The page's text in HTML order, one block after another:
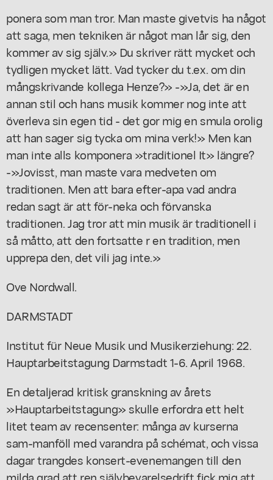
ponera som man tror. Man maste givetvis ha något
att saga, men tekniken är något man lår sig, den
kommer av sig själv.» Du skriver rätt mycket och
tydligen mycket lätt. Vad tycker du t.ex. om din
mångskrivande kollega Henze?» -»Ja, det är en
annan stil och hans musik kommer nog inte att
överleva sin egen tid - det gor mig en smula orolig
att han sager sig tycka om mina verk!» Men kan
man inte alls komponera »traditionel It» längre?
-»Jovisst, man maste vara medveten om
traditionen. Men att bara efter-apa vad andra
redan sagt är att för-neka och förvanska
traditionen. Jag tror att min musik är traditionell i
så måtto, att den fortsatte r en tradition, men
upprepa den, det vili jag inte.»
Ove Nordwall.
DARMSTADT
Institut für Neue Musik und Musikerziehung: 22.
Hauptarbeitstagung Darmstadt 1-6. April 1968.
En detaljerad kritisk granskning av årets
»Hauptarbeitstagung» skulle erfordra ett helt
litet team av recensenter: många av kurserna
sam-manföll med varandra på schémat, och vissa
dagar trangdes konsert-evenemangen till den
milda grad att ren självbevarelsedrift fick mig att